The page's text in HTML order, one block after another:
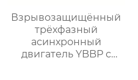
Взрывозащищённый
трёхфазный
асинхронный
двигатель YBBP с